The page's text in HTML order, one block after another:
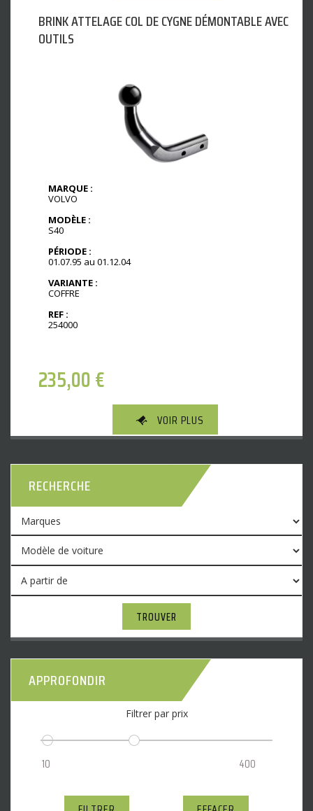
BRINK ATTELAGE COL DE CYGNE DÉMONTABLE AVEC
OUTILS
MARQUE :
VOLVO
MODÈLE :
S40
PÉRIODE :
01.07.95 au 01.12.04
VARIANTE :
COFFRE
REF :
254000
235,00€
VOIR PLUS
RECHERCHE
TROUVER
APPROFONDIR
Filtrer par prix